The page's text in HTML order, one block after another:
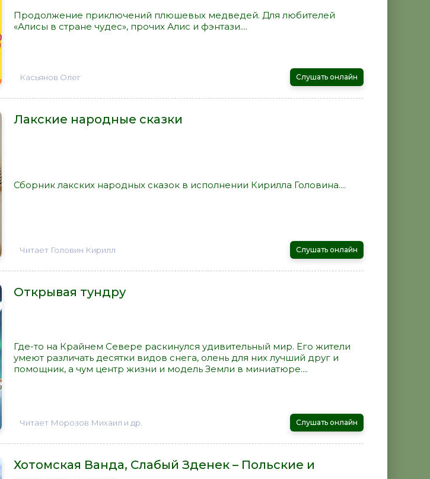
Продолжение приключений плюшевых медведей. Для любителей
«Алисы в стране чудес», прочих Алис и фэнтази....
Касьянов Олег Слушать онлайн
Лакские народные сказки
Сборник лакских народных сказок в исполнении Кирилла Головина....
Читает Головин Кирилл Слушать онлайн
Открывая тундру
Где-то на Крайнем Севере раскинулся удивительный мир. Его жители
умеют различать десятки видов снега, олень для них лучший друг и
помощник, а чум центр жизни и модель Земли в миниатюре....
Читает Морозов Михаил и др. Слушать онлайн
Хотомская Ванда, Слабый Зденек – Польские и